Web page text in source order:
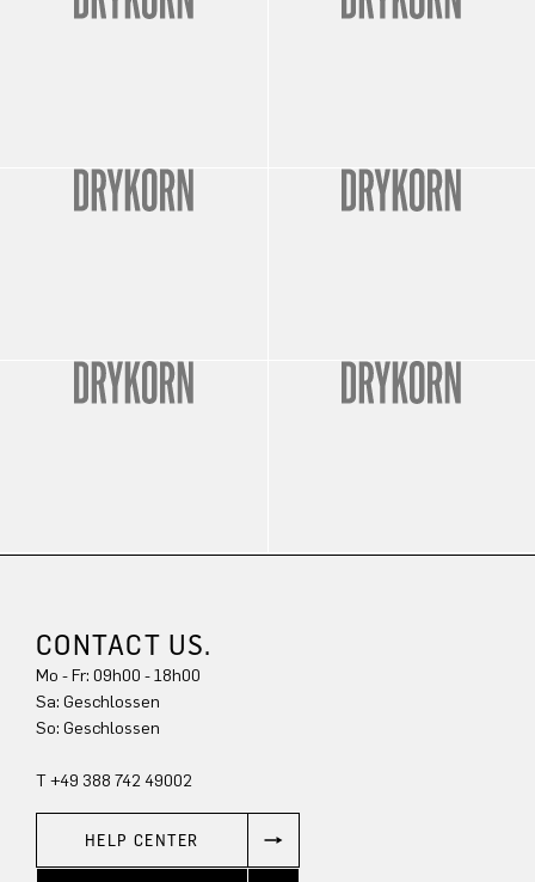
CONTACT US.
Mo - Fr: 09h00 - 18h00
Sa: Geschlossen
So: Geschlossen
T +49 388 742 49002
HELP CENTER